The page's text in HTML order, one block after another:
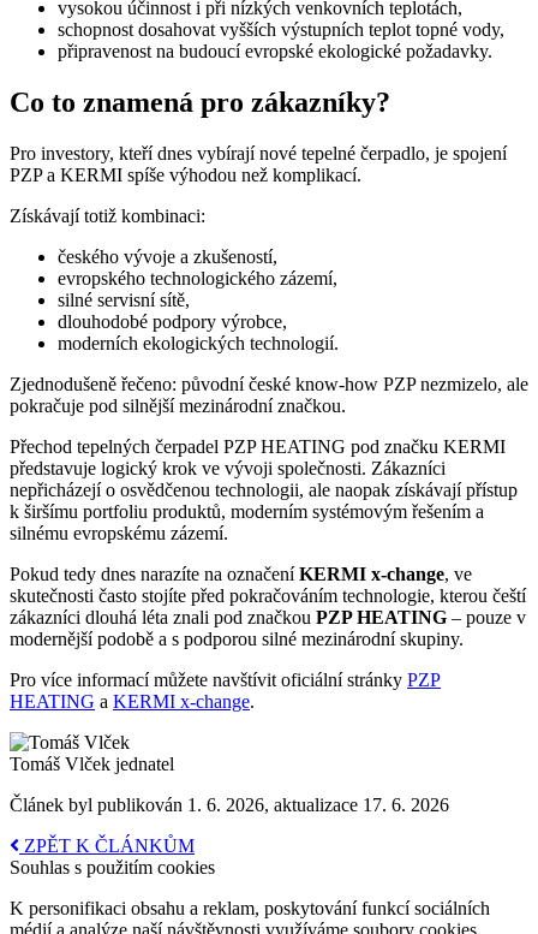
vysokou účinnost i při nízkých venkovních teplotách,
schopnost dosahovat vyšších výstupních teplot topné vody,
připravenost na budoucí evropské ekologické požadavky.
Co to znamená pro zákazníky?
Pro investory, kteří dnes vybírají nové tepelné čerpadlo, je spojení
PZP a KERMI spíše výhodou než komplikací.
Získávají totiž kombinaci:
českého vývoje a zkušeností,
evropského technologického zázemí,
silné servisní sítě,
dlouhodobé podpory výrobce,
moderních ekologických technologií.
Zjednodušeně řečeno: původní české know-how PZP nezmizelo, ale
pokračuje pod silnější mezinárodní značkou.
Přechod tepelných čerpadel PZP HEATING pod značku KERMI
představuje logický krok ve vývoji společnosti. Zákazníci
nepřicházejí o osvědčenou technologii, ale naopak získávají přístup
k širšímu portfoliu produktů, moderním systémovým řešením a
silnému evropskému zázemí.
Pokud tedy dnes narazíte na označeníKERMI x-change, ve
skutečnosti často stojíte před pokračováním technologie, kterou čeští
zákazníci dlouhá léta znali pod značkou PZP HEATING – pouze v
modernější podobě a s podporou silné mezinárodní skupiny.
Pro více informací můžete navštívit oficiální stránky PZP
HEATING a KERMI x-change.
Tomáš Vlček jednatel
Článek byl publikován 1. 6. 2026, aktualizace 17. 6. 2026
ZPĚT K ČLÁNKŮM
Souhlas s použitím cookies
K personifikaci obsahu a reklam, poskytování funkcí sociálních
médií a analýze naší návštěvnosti využíváme soubory cookies.